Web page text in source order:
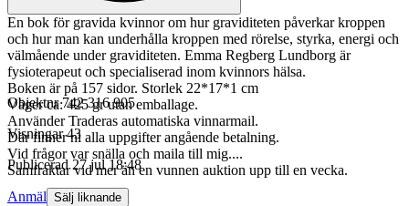
En bok för gravida kvinnor om hur graviditeten påverkar kroppen
och hur man kan underhålla kroppen med rörelse, styrka, energi och
välmående under graviditeten. Emma Regberg Lundborg är
fysioterapeut och specialiserad inom kvinnors hälsa.
Boken är på 157 sidor. Storlek 22*17*1 cm
Väger ca: 425 gr utan emballage.
Använder Traderas automatiska vinnarmail.
Där finner ni alla uppgifter angående betalning.
Vid frågor var snälla och maila till mig....
Samfraktar vid mer än en vunnen auktion upp till en vecka.
Objektnr 742 316 905
Visningar 43
Publicerad 27 jul 18:48
Anmäl Sälj liknande